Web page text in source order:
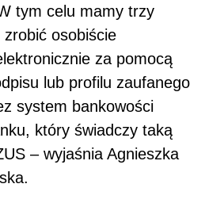
tym celu mamy trzy
osobiście
za pomocą
lub profilu zaufanego
system bankowości
który świadczy taką
– wyjaśnia Agnieszka